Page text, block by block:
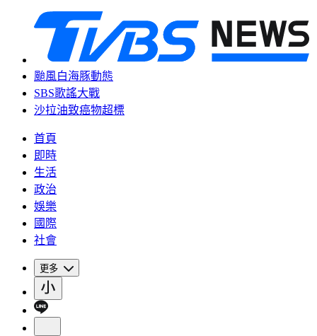
颱風白海豚動態
SBS歌謠大戰
沙拉油致癌物超標
首頁
即時
生活
政治
娛樂
國際
社會
更多